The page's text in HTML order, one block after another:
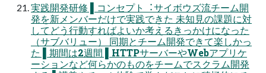
実践開発研修 ▌コンセプト︓サイボウズ流チーム開
発を新メンバーだけで実践できた 未知⾒の課題に対
してどう⾏動すればよいか考えるきっかけになった
（サブバリュー） 同期とチーム開発できて楽しかっ
た ▌期間は2週間 ▌HTTPサーバーやWebアプリケ
ーションなど何らかのものをチームでスクラム開発